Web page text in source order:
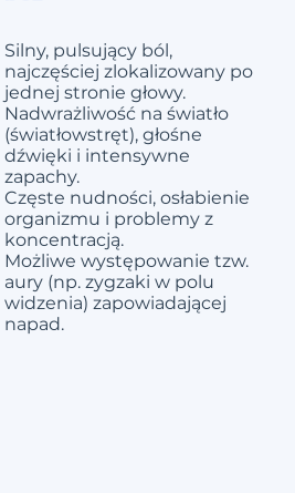
Silny, pulsujący ból,
najczęściej zlokalizowany po
jednej stronie głowy.
Nadwrażliwość na światło
(światłowstręt), głośne
dźwięki i intensywne
zapachy.
Częste nudności, osłabienie
organizmu i problemy z
koncentracją.
Możliwe występowanie tzw.
aury (np. zygzaki w polu
widzenia) zapowiadającej
napad.